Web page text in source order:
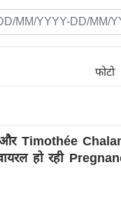
फोटो
Timothée
हो रही